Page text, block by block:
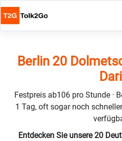
Berlin 20
Dari
Festpreis ab106 pro Stunde ·
1 Tag, oft sogar noch
Entdecken Sie unsere 20